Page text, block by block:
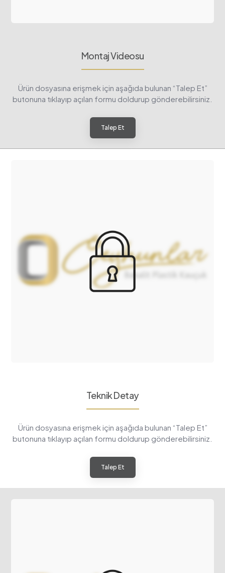
Montaj Videosu
Ürün dosyasına erişmek için aşağıda bulunan “Talep Et”
butonuna tıklayıp açılan formu doldurup gönderebilirsiniz.
Talep Et
Teknik Detay
Ürün dosyasına erişmek için aşağıda bulunan “Talep Et”
butonuna tıklayıp açılan formu doldurup gönderebilirsiniz.
Talep Et